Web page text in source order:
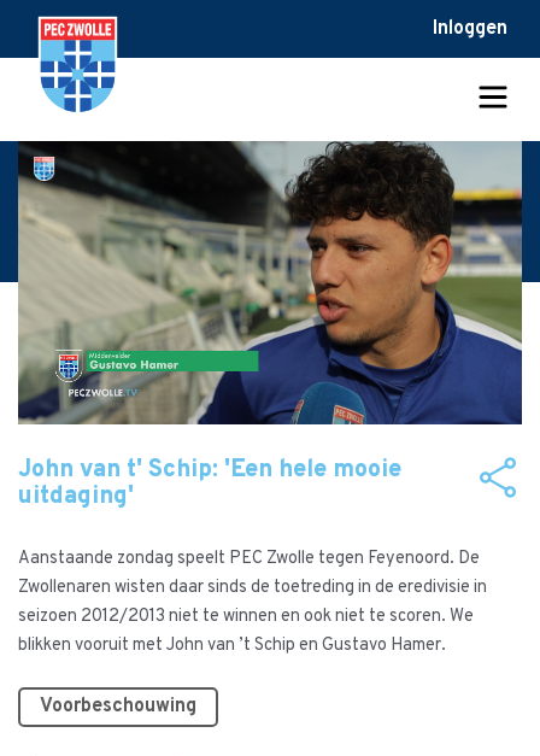
Inloggen
John van t' Schip: 'Een hele mooie
uitdaging'
Aanstaande zondag speelt PEC Zwolle tegen Feyenoord. De
Zwollenaren wisten daar sinds de toetreding in de eredivisie in
seizoen 2012/2013 niet te winnen en ook niet te scoren. We
blikken vooruit met John van ’t Schip en Gustavo Hamer.
Voorbeschouwing